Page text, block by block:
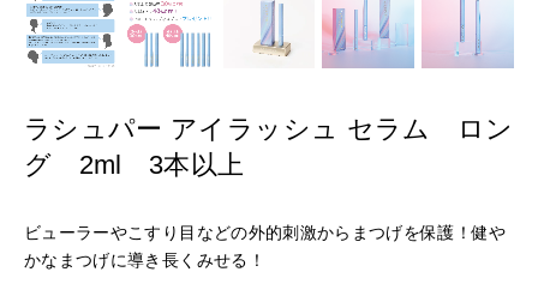
ラシュパー アイラッシュ セラム ロン
グ 2ml 3本以上
ビューラーやこすり目などの外的刺激からまつげを保護！健や
かなまつげに導き長くみせる！